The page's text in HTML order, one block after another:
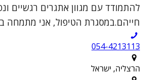
להתמודד עם מגוון אתגרים רגשיים
חייהם.במסגרת הטיפול, אני מתמחה
054-4213113
הרצליה, ישראל